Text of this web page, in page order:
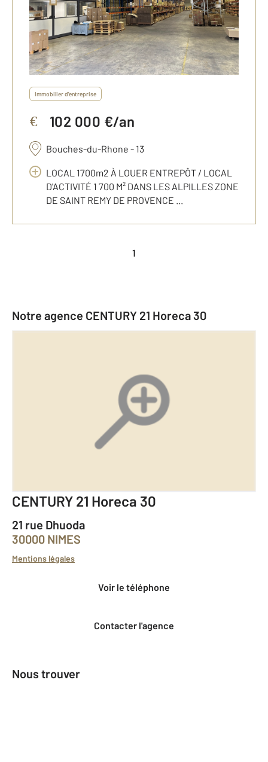
Immobilier d'entreprise
€ 102 000 €/an
Bouches-du-Rhone - 13
LOCAL 1700m2 À LOUER ENTREPÔT / LOCAL
D'ACTIVITÉ 1 700 M² DANS LES ALPILLES ZONE
DE SAINT REMY DE PROVENCE ...
1
Notre agence CENTURY 21 Horeca 30
CENTURY 21 Horeca 30
21 rue Dhuoda
30000 NIMES
Mentions légales
Voir le téléphone
Contacter l'agence
Nous trouver